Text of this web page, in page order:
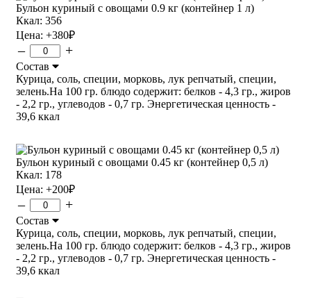
Бульон куриный с овощами 0.9 кг (контейнер 1 л)
Ккал: 356
Цена: +380₽
– +
Состав
Курица, соль, специи, морковь, лук репчатый, специи,
зелень.На 100 гр. блюдо содержит: белков - 4,3 гр., жиров
- 2,2 гр., углеводов - 0,7 гр. Энергетическая ценность -
39,6 ккал
Бульон куриный с овощами 0.45 кг (контейнер 0,5 л)
Ккал: 178
Цена: +200₽
– +
Состав
Курица, соль, специи, морковь, лук репчатый, специи,
зелень.На 100 гр. блюдо содержит: белков - 4,3 гр., жиров
- 2,2 гр., углеводов - 0,7 гр. Энергетическая ценность -
39,6 ккал